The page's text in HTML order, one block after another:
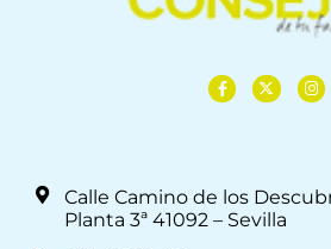
Calle Camino de los
Planta 3ª 41092 – Sevilla